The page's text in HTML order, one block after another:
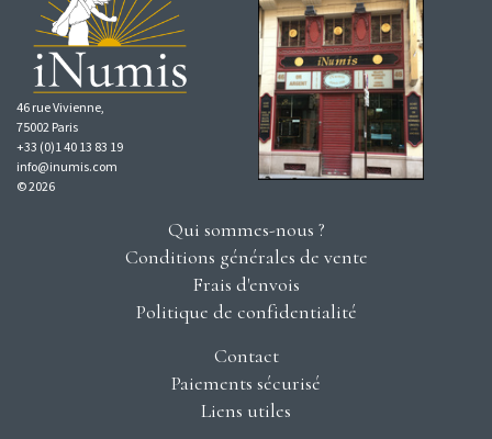
46 rue Vivienne,
75002 Paris
+33 (0)1 40 13 83 19
info@inumis.com
© 2026
Qui sommes-nous ?
Conditions générales de vente
Frais d'envois
Politique de confidentialité
Contact
Paiements sécurisé
Liens utiles